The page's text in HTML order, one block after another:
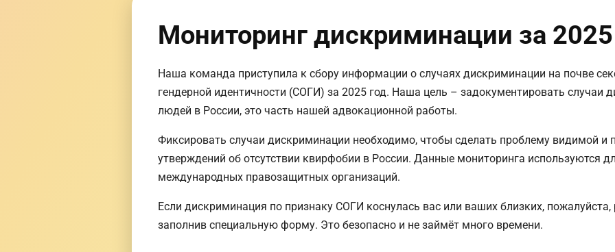
Мониторинг дискриминации за
Наша команда приступила к сбору информации о случаях дискриминации на почве
гендерной идентичности (СОГИ) за 2025 год. Наша цель – задокументировать случаи
людей в России, это часть нашей адвокационной работы.
Фиксировать случаи дискриминации необходимо, чтобы сделать проблему видимой и
утверждений об отсутствии квирфобии в России. Данные мониторинга используются
международных правозащитных организаций.
Если дискриминация по признаку СОГИ коснулась вас или ваших близких,
заполнив специальную форму. Это безопасно и не займёт много времени.